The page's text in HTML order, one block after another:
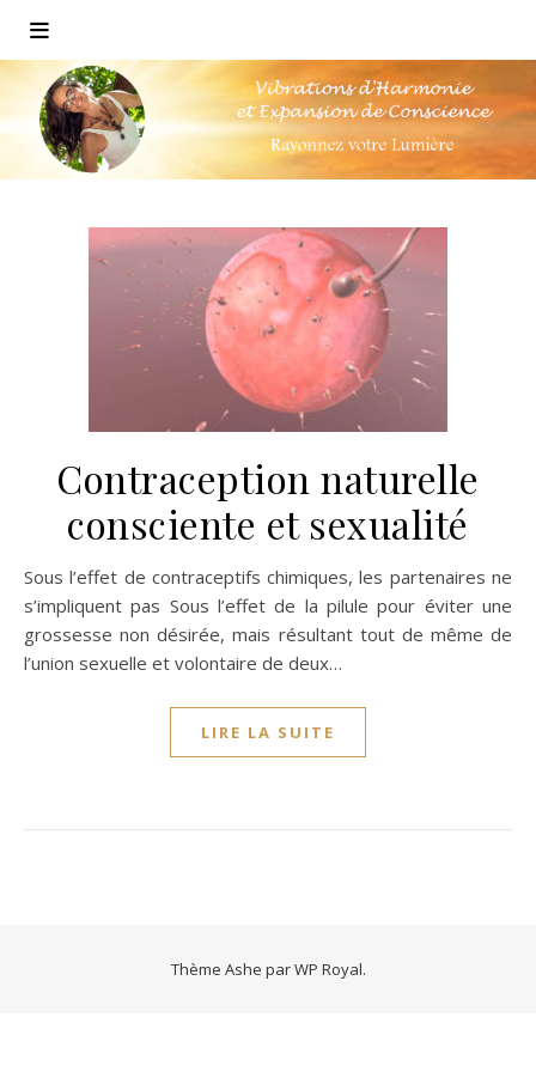
Contraception naturelle
consciente et sexualité
Sous l’effet de contraceptifs chimiques, les partenaires ne
s’impliquent pas Sous l’effet de la pilule pour éviter une
grossesse non désirée, mais résultant tout de même de
l’union sexuelle et volontaire de deux…
LIRE LA SUITE
Thème Ashe parWP Royal.